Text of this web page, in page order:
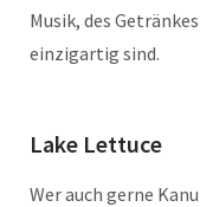
Musik, des
einzigartig sind.
Lake Lettuce
Wer auch gerne